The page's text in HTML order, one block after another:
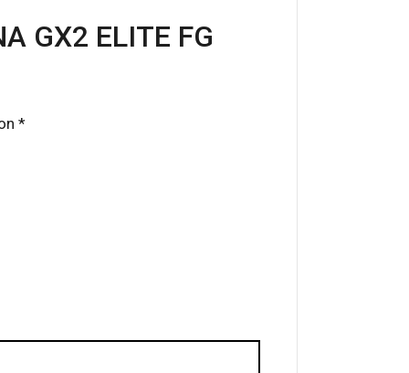
GX2 ELITE FG
*